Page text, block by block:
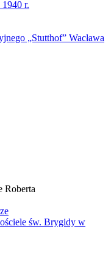
r.
„Stutthof” Wacława
Roberta
św. Brygidy w